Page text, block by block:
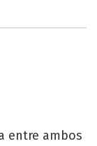
entre ambos